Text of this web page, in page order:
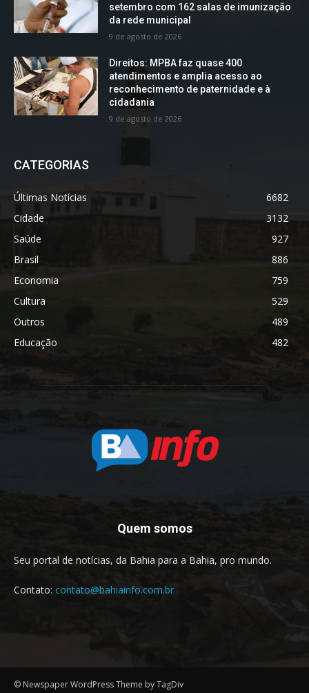
setembro com 162 salas de imunização
da rede municipal
9 de agosto de 2026
Direitos: MPBA faz quase 400
atendimentos e amplia acesso ao
reconhecimento de paternidade e à
cidadania
9 de agosto de 2026
CATEGORIAS
Últimas Notícias
6682
Cidade
3132
Saúde
927
Brasil
886
Economia
759
Cultura
529
Outros
489
Educação
482
Quem somos
Seu portal de notícias, da Bahia para a Bahia, pro mundo.
Contato: contato@bahiainfo.com.br
© Newspaper WordPress Theme by TagDiv